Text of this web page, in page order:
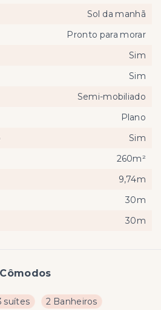
Cômodos
suítes
2 Banheiros
Sol da manhã
Pronto para morar
Sim
Sim
Semi-mobiliado
Plano
Sim
260m²
9,74m
30m
30m